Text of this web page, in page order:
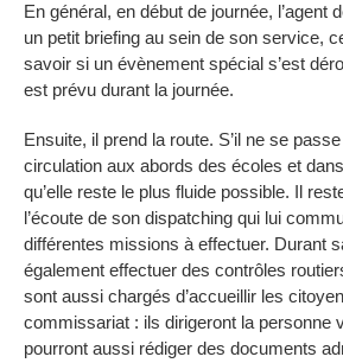
En général, en début de journée, l’agent
un petit briefing au sein de son service,
savoir si un évènement spécial s’est
est prévu durant la journée.
Ensuite, il prend la route. S’il ne se
circulation aux abords des écoles et
qu’elle reste le plus fluide possible. Il
l’écoute de son dispatching qui lui
différentes missions à effectuer. Durant
également effectuer des contrôles
sont aussi chargés d’accueillir les
commissariat : ils dirigeront la personne
pourront aussi rédiger des documents